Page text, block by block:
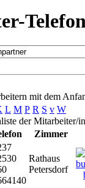
mit dem
L M P R S v W
der Mitarbeiter/
Zimmer
Rathaus
Petersdorf